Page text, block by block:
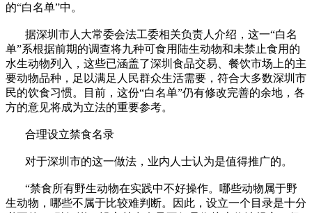
的“白名单”中。
据深圳市人大常委会法工委相关负责人介绍，这一“白名
单”系根据前期的调查将九种可食用陆生动物和未禁止食用的
水生动物列入，这些已涵盖了深圳食品交易、餐饮市场上的主
要动物品种，足以满足人民群众生活需要，符合大多数深圳市
民的饮食习惯。目前，这份“白名单”仍有修改完善的余地，各
方的意见将成为立法的重要参考。
合理设立禁食名录
对于深圳市的这一做法，业内人士认为是值得推广的。
“禁食所有野生动物在实践中不好操作。哪些动物属于野
生动物，哪些不属于比较难判断。因此，设立一个目录是十分